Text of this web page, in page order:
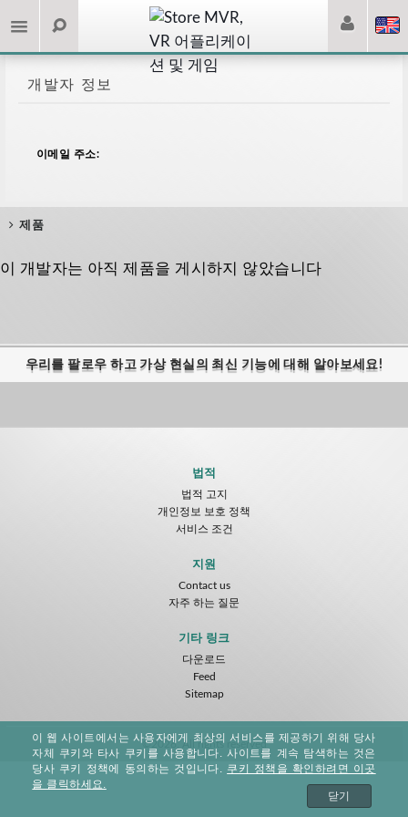
개발자 정보
이메일 주소:
제품
이 개발자는 아직 제품을 게시하지 않았습니다
우리를 팔로우 하고 가상 현실의 최신 기능에 대해 알아보세요!
법적
법적 고지
개인정보 보호 정책
서비스 조건
지원
Contact us
자주 하는 질문
기타 링크
다운로드
Feed
Sitemap
©2026. All rights reserved
이 웹 사이트에서는 사용자에게 최상의 서비스를 제공하기 위해 당사
자체 쿠키와 타사 쿠키를 사용합니다. 사이트를 계속 탐색하는 것은
당사 쿠키 정책에 동의하는 것입니다. 쿠키 정책을 확인하려면 이곳
을 클릭하세요.
닫기